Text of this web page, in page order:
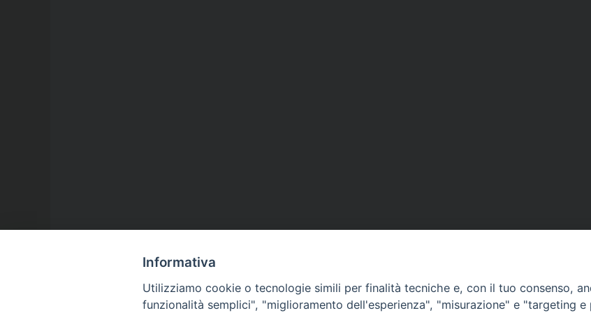
Informativa
Utilizziamo cookie o tecnologie simili per finalità tecniche e, con il tuo consenso,
funzionalità semplici", "miglioramento dell'esperienza", "misurazione" e "targeting